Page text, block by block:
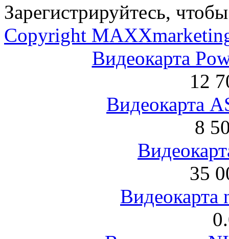
Зарегистрируйтесь,
Copyright
Видеокарта
12
Видеокарта
8
35
Видеокарта